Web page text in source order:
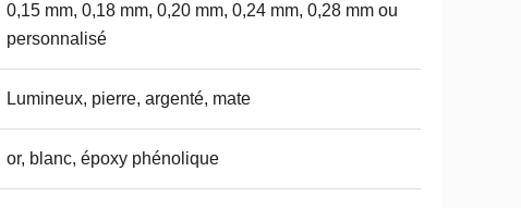
0,15 mm, 0,18 mm, 0,20 mm, 0,24 mm, 0,28 mm ou
personnalisé
Lumineux, pierre, argenté, mate
or, blanc, époxy phénolique